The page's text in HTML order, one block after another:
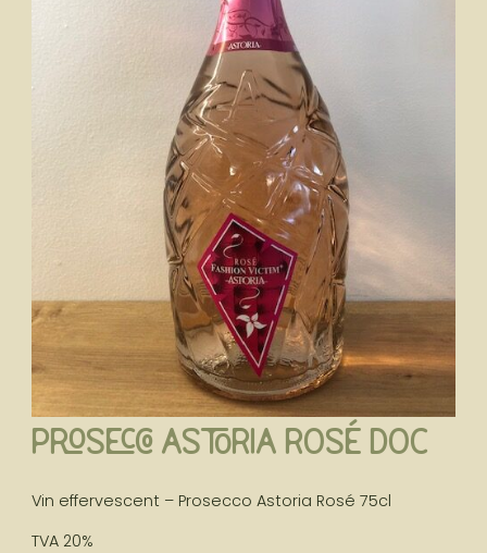
Prosecco Astoria Rosé DOC
Vin effervescent – Prosecco Astoria Rosé 75cl
TVA 20%